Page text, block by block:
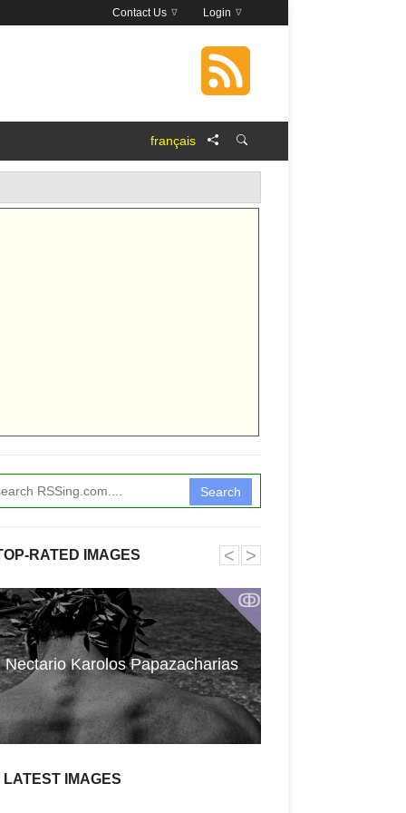
Login
Contact Us
français
Search
RATED IMAGES
ↂ
Nectario Karolos Papazacharias
˂ ˃
LATEST IMAGES